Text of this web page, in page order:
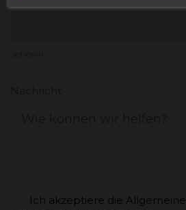
Ich akzeptiere die Allgemeine